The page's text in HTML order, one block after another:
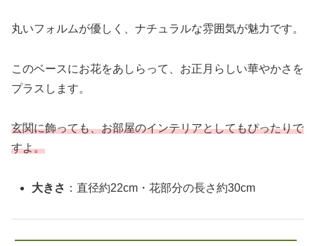
丸いフォルムが優しく、ナチュラルな雰囲気が魅力です。
このベースにお花をあしらって、お正月らしい華やかさを
プラスします。
玄関に飾っても、お部屋のインテリアとしてもぴったりで
すよ。
大きさ ：直径約22cm・花部分の長さ約30cm